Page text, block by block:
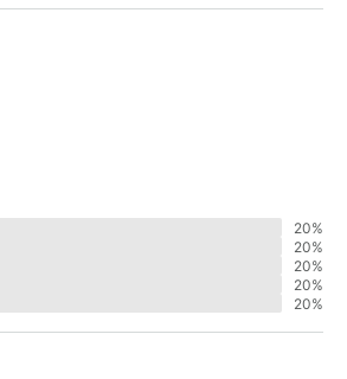
20%
20%
20%
20%
20%